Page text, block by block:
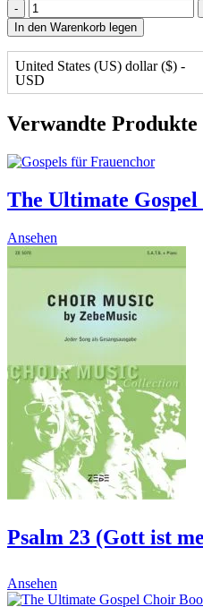
-
He
Never
Said
a
Mumbling
Word
In den Warenkorb legen
United States (US) dollar ($) -
USD
Verwandte Produkte
The Ultimate
Ansehen
Psalm 23 (Gott ist
Ansehen
product